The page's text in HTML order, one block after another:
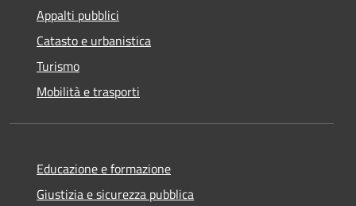
Appalti pubblici
Catasto e urbanistica
Turismo
Mobilità e trasporti
Educazione e formazione
Giustizia e sicurezza pubblica